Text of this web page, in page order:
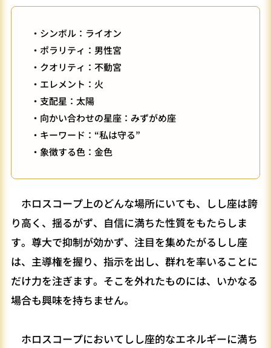
・シンボル：ライオン
・ポラリティ：男性宮
・クオリティ：不動宮
・エレメント：火
・支配星：太陽
・向かい合わせの星座：みずがめ座
・キーワード：“私は守る”
・象徴する色：金色
ホロスコープ上のどんな場所にいても、しし座は誇
り高く、揺るがず、自信に満ちた性質をもたらしま
す。尊大で抑制が効かず、注目を集めたがるしし座
は、主導権を握り、指示を出し、群れを率いることに
だけ力を注ぎます。そこを外れたものには、いかなる
場合も興味を持ちません。
ホロスコープにおいてしし座的なエネルギーに満ち